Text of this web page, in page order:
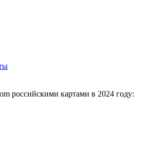
российскими картами в 2024 году: